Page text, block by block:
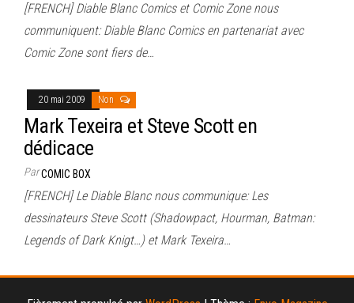
[FRENCH] Diable Blanc Comics et Comic Zone nous
communiquent: Diable Blanc Comics en partenariat avec
Comic Zone sont fiers de…
20 mai 2009 Non
Mark Texeira et Steve Scott en
dédicace
ParCOMIC BOX
[FRENCH] Le Diable Blanc nous communique: Les
dessinateurs Steve Scott (Shadowpact, Hourman, Batman:
Legends of Dark Knigt…) et Mark Texeira…